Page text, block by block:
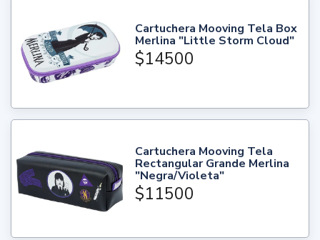
Cartuchera Mooving Tela Box
Merlina "Little Storm Cloud"
$14500
Cartuchera Mooving Tela
Rectangular Grande Merlina
"Negra/Violeta"
$11500